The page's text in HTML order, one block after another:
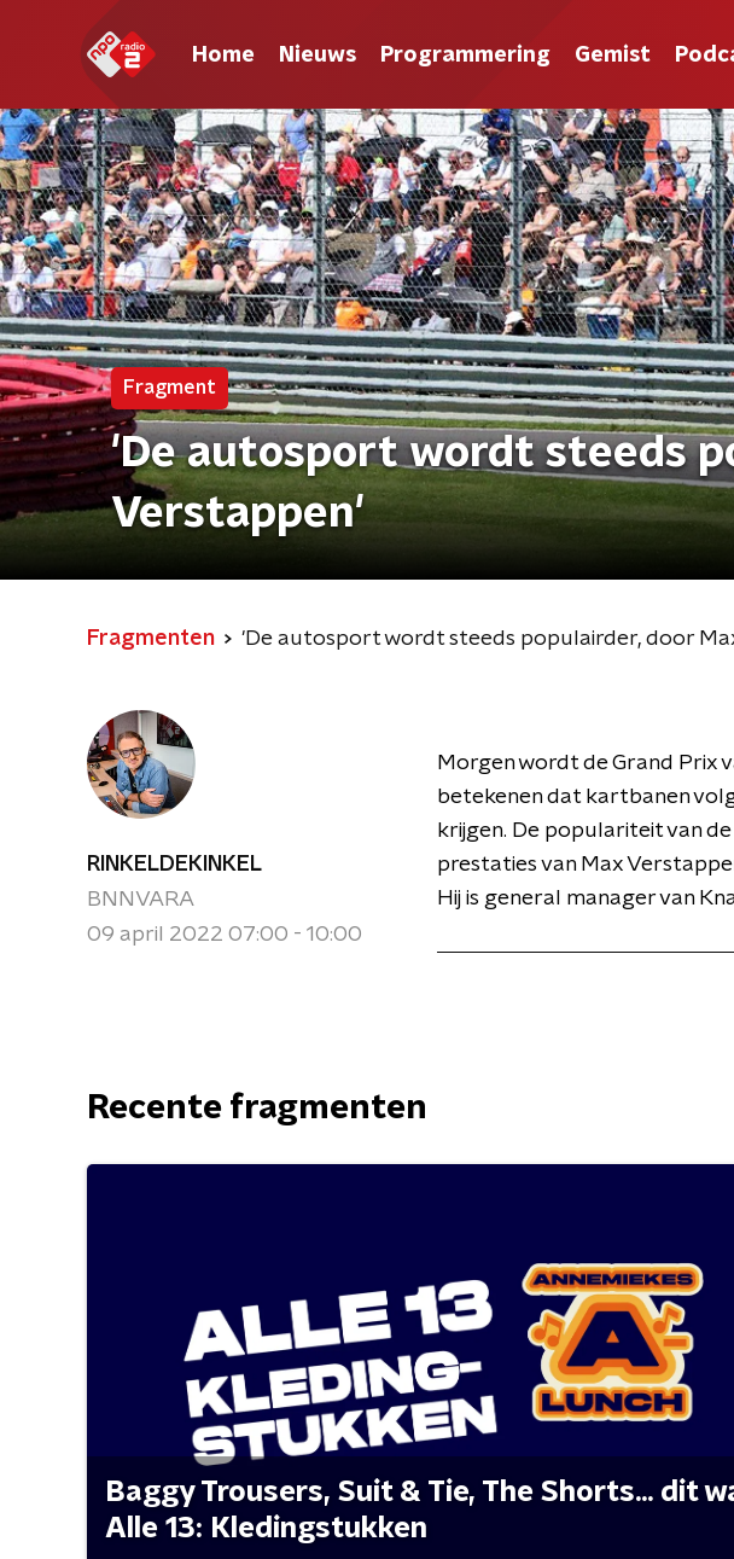
Home Nieuws Programmering Gemist
Fragment
'De autosport wordt steeds
Verstappen'
Fragmenten 'De autosport wordt steeds populairder, door
RINKELDEKINKEL
BNNVARA
09 april 2022 07:00 - 10:00
Morgen wordt de Grand Prix
betekenen dat kartbanen
krijgen. De populariteit van
prestaties van Max
Hij is general manager van
Recente fragmenten
Baggy Trousers, Suit & Tie, The Shorts... dit
Alle 13: Kledingstukken